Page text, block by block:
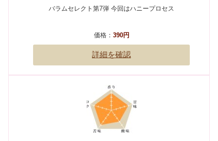
バラムセレクト第7弾 今回はハニープロセス
価格： 390円
詳細を確認